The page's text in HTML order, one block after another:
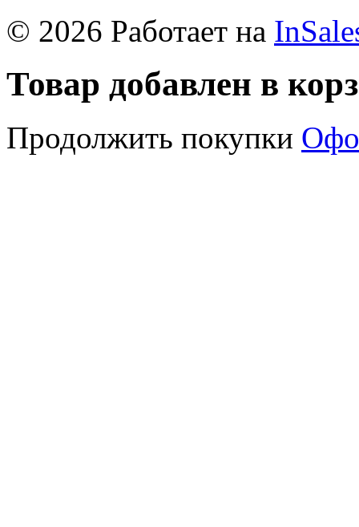
© 2026 Работает на
Товар добавлен в
Продолжить покупки